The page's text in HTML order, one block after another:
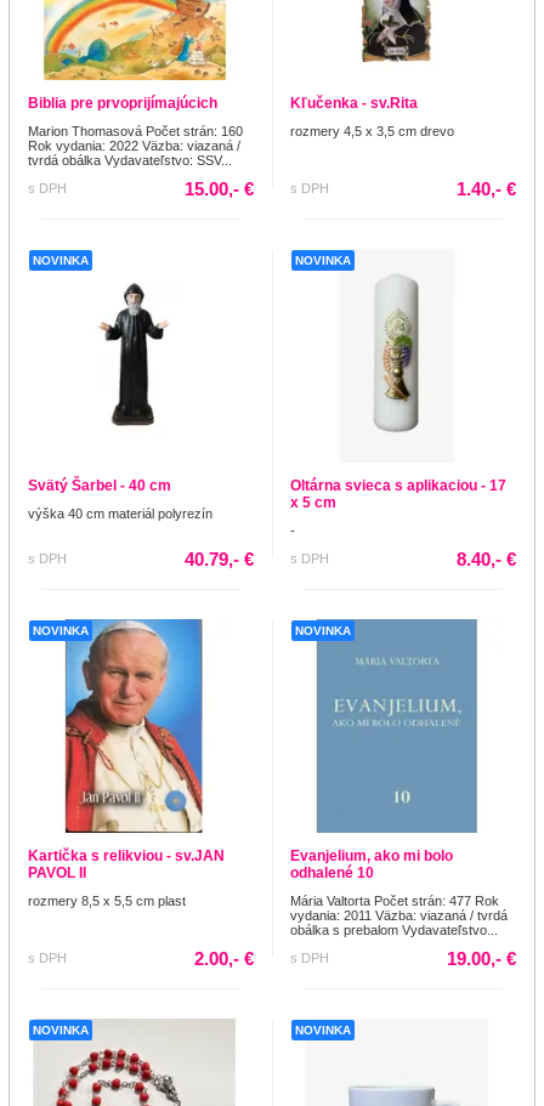
Biblia pre prvoprijímajúcich
Marion Thomasová Počet strán: 160
Rok vydania: 2022 Väzba: viazaná /
tvrdá obálka Vydavateľstvo: SSV...
s DPH
15.00,- €
Kľučenka - sv.Rita
rozmery 4,5 x 3,5 cm drevo
s DPH 1.40,- €
NOVINKA
Svätý Šarbel - 40 cm
výška 40 cm materiál polyrezín
s DPH 40.79,- €
NOVINKA
Oltárna svieca s aplikaciou - 17
x 5 cm
-
s DPH
8.40,- €
NOVINKA
Kartička s relikviou - sv.JAN
PAVOL II
rozmery 8,5 x 5,5 cm plast
s DPH 2.00,- €
NOVINKA
Evanjelium, ako mi bolo
odhalené 10
Mária Valtorta Počet strán: 477 Rok
vydania: 2011 Väzba: viazaná / tvrdá
obálka s prebalom Vydavateľstvo...
s DPH
19.00,- €
NOVINKA NOVINKA